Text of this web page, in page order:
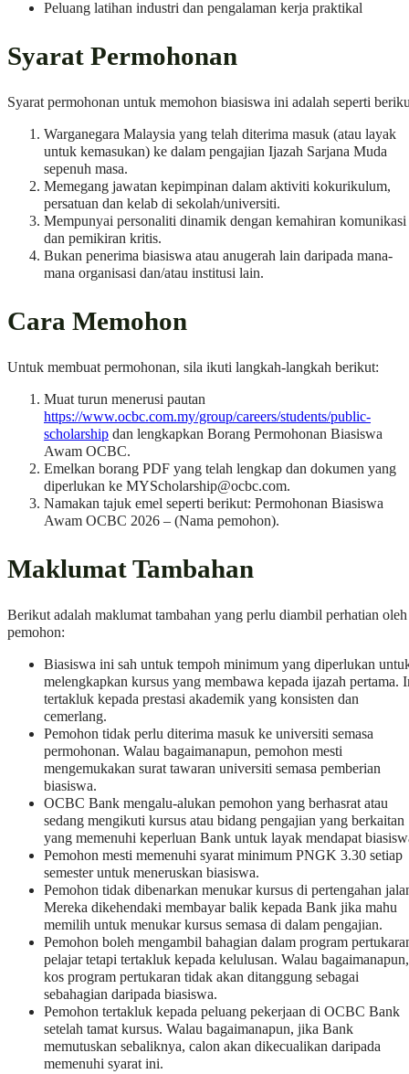
Peluang latihan industri dan pengalaman kerja praktikal
Syarat Permohonan
Syarat permohonan untuk memohon biasiswa ini adalah seperti
Warganegara Malaysia yang telah diterima masuk (atau layak
untuk kemasukan) ke dalam pengajian Ijazah Sarjana Muda
sepenuh masa.
Memegang jawatan kepimpinan dalam aktiviti kokurikulum,
persatuan dan kelab di sekolah/universiti.
Mempunyai personaliti dinamik dengan kemahiran komunikasi
dan pemikiran kritis.
Bukan penerima biasiswa atau anugerah lain daripada mana-
mana organisasi dan/atau institusi lain.
Cara Memohon
Untuk membuat permohonan, sila ikuti langkah-langkah berikut:
Muat turun menerusi pautan
https://www.ocbc.com.my/group/careers/students/public-
scholarship dan lengkapkan Borang Permohonan Biasiswa
Awam OCBC.
Emelkan borang PDF yang telah lengkap dan dokumen yang
diperlukan ke MYScholarship@ocbc.com.
Namakan tajuk emel seperti berikut: Permohonan Biasiswa
Awam OCBC 2026 – (Nama pemohon).
Maklumat Tambahan
Berikut adalah maklumat tambahan yang perlu diambil perhatian oleh
pemohon:
Biasiswa ini sah untuk tempoh minimum yang diperlukan
melengkapkan kursus yang membawa kepada ijazah pertama.
tertakluk kepada prestasi akademik yang konsisten dan
cemerlang.
Pemohon tidak perlu diterima masuk ke universiti semasa
permohonan. Walau bagaimanapun, pemohon mesti
mengemukakan surat tawaran universiti semasa pemberian
biasiswa.
OCBC Bank mengalu-alukan pemohon yang berhasrat atau
sedang mengikuti kursus atau bidang pengajian yang berkaitan
yang memenuhi keperluan Bank untuk layak mendapat
Pemohon mesti memenuhi syarat minimum PNGK 3.30 setiap
semester untuk meneruskan biasiswa.
Pemohon tidak dibenarkan menukar kursus di pertengahan
Mereka dikehendaki membayar balik kepada Bank jika mahu
memilih untuk menukar kursus semasa di dalam pengajian.
Pemohon boleh mengambil bahagian dalam program
pelajar tetapi tertakluk kepada kelulusan. Walau bagaimanapun,
kos program pertukaran tidak akan ditanggung sebagai
sebahagian daripada biasiswa.
Pemohon tertakluk kepada peluang pekerjaan di OCBC Bank
setelah tamat kursus. Walau bagaimanapun, jika Bank
memutuskan sebaliknya, calon akan dikecualikan daripada
memenuhi syarat ini.